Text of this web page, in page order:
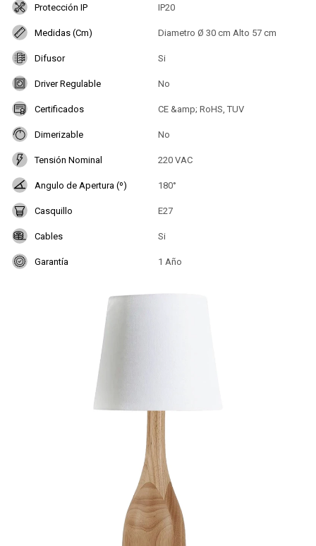
Protección IP IP20
Medidas (Cm) Diametro Ø 30 cm Alto 57 cm
Difusor Si
Driver Regulable No
Certificados CE &amp; RoHS, TUV
Dimerizable No
Tensión Nominal 220 VAC
Angulo de Apertura (º) 180°
Casquillo E27
Cables Si
Garantía 1 Año